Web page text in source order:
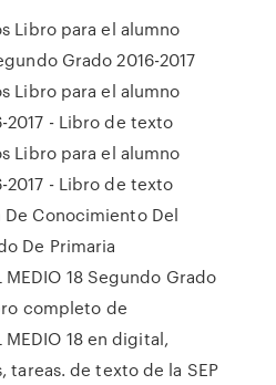
Libro para el alumno
Grado 2016-2017
Libro para el alumno
2017 - Libro de texto
Libro para el alumno
2017 - Libro de texto
De Conocimiento Del
De Primaria
MEDIO 18 Segundo Grado
completo de
MEDIO 18 en digital,
tareas. de texto de la SEP